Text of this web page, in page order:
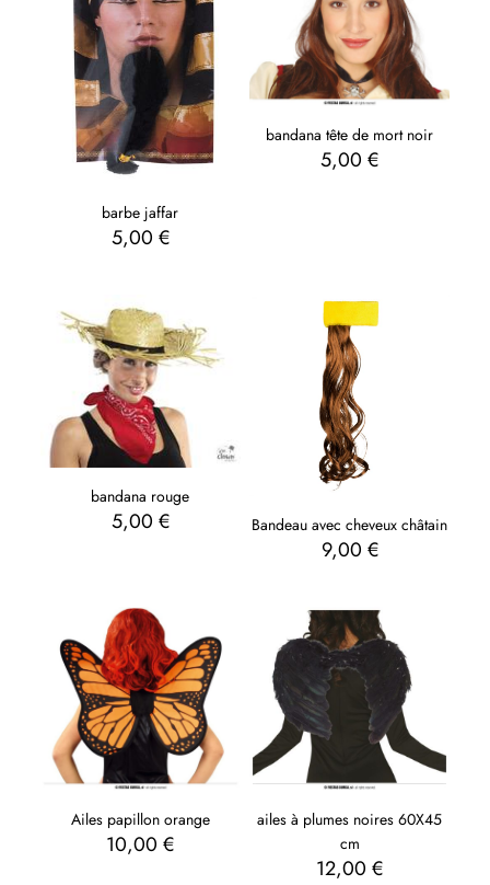
barbe jaffar
5,00 €
bandana tête de mort noir
5,00 €
bandana rouge
5,00 € Bandeau avec cheveux châtain
9,00 €
Ailes papillon orange
10,00€
ailes à plumes noires 60X45
cm
12,00 €